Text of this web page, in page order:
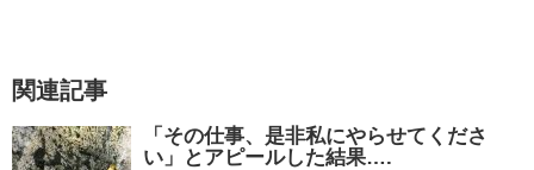
関連記事
「その仕事、是非私にやらせてくださ
い」とアピールした結果….